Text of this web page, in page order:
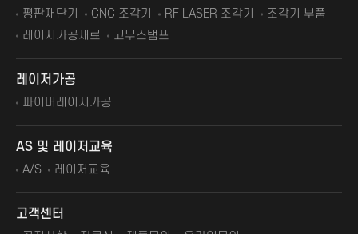
평판재단기
CNC 조각기 RF LASER 조각기
조각기 부품
레이저가공재료
고무스탬프
레이저가공
파이버레이저가공
AS 및 레이저교육
A/S 레이저교육
고객센터